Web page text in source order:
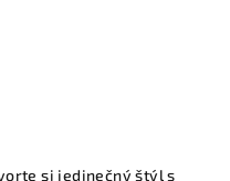
si jedinečný štýl s